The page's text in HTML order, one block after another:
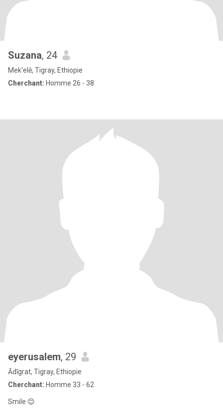
Suzana, 24
Mek'elē, Tigray, Ethiopie
Cherchant: Homme 26 - 38
eyerusalem, 29
Ādīgrat, Tigray, Ethiopie
Cherchant: Homme 33 - 62
Smile 😊